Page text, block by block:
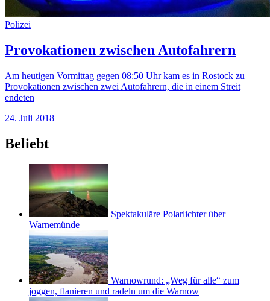
Polizei
Provokationen zwischen Autofahrern
Am heutigen Vormittag gegen 08:50 Uhr kam es in Rostock zu
Provokationen zwischen zwei Autofahrern, die in einem Streit
endeten
24. Juli 2018
Beliebt
Spektakuläre Polarlichter über
Warnemünde
Warnowrund: „Weg für alle“ zum
joggen, flanieren und radeln um die Warnow